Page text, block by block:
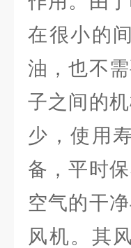
在很小的
油，也不
子之间的
少，使用
备，平时
空气的干
风机。其